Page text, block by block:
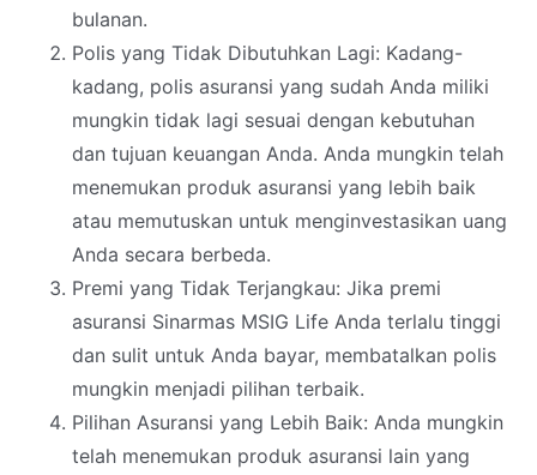
bulanan.
Polis yang Tidak Dibutuhkan Lagi: Kadang-
kadang, polis asuransi yang sudah Anda miliki
mungkin tidak lagi sesuai dengan kebutuhan
dan tujuan keuangan Anda. Anda mungkin telah
menemukan produk asuransi yang lebih baik
atau memutuskan untuk menginvestasikan uang
Anda secara berbeda.
Premi yang Tidak Terjangkau: Jika premi
asuransi Sinarmas MSIG Life Anda terlalu tinggi
dan sulit untuk Anda bayar, membatalkan polis
mungkin menjadi pilihan terbaik.
Pilihan Asuransi yang Lebih Baik: Anda mungkin
telah menemukan produk asuransi lain yang